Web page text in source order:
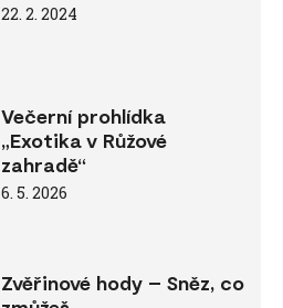
22. 2. 2024
Večerní prohlídka
„Exotika v Růžové
zahradě“
6. 5. 2026
Zvěřinové hody – Sněz, co